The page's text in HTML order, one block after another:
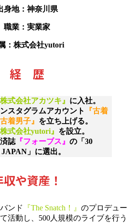
身地：神奈川県
職業：実業家
：株式会社yutori
経 歴
株式会社アカツキ』 に入社。
スタグラムアカウント
『古着
古着男子』 を立ち上げる。
株式会社yutori』 を設立。
誌『フォーブス』 の「30
」に選出。
収や資産！
ンド 『The Snatch！』 のプロデュー
活動し、500人規模のライブを行う